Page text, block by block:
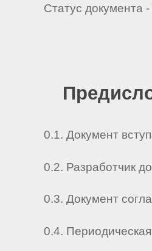
Статус документа -
0.1. Документ
0.2. Разработчик
0.3. Документ
0.4.